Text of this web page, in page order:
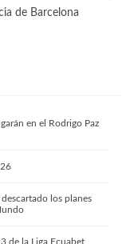
de Barcelona
en el Rodrigo Paz
los planes
de la Liga Ecuabet